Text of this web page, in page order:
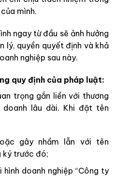
mình.
ngay từ đầu sẽ ảnh hưởng
lý, quyền quyết định và khả
nghiệp sau này.
quy định của pháp luật:
trọng gắn liền với thương
lâu dài. Khi đặt tên
gây nhầm lẫn với tên
ký trước đó;
doanh nghiệp “Công ty